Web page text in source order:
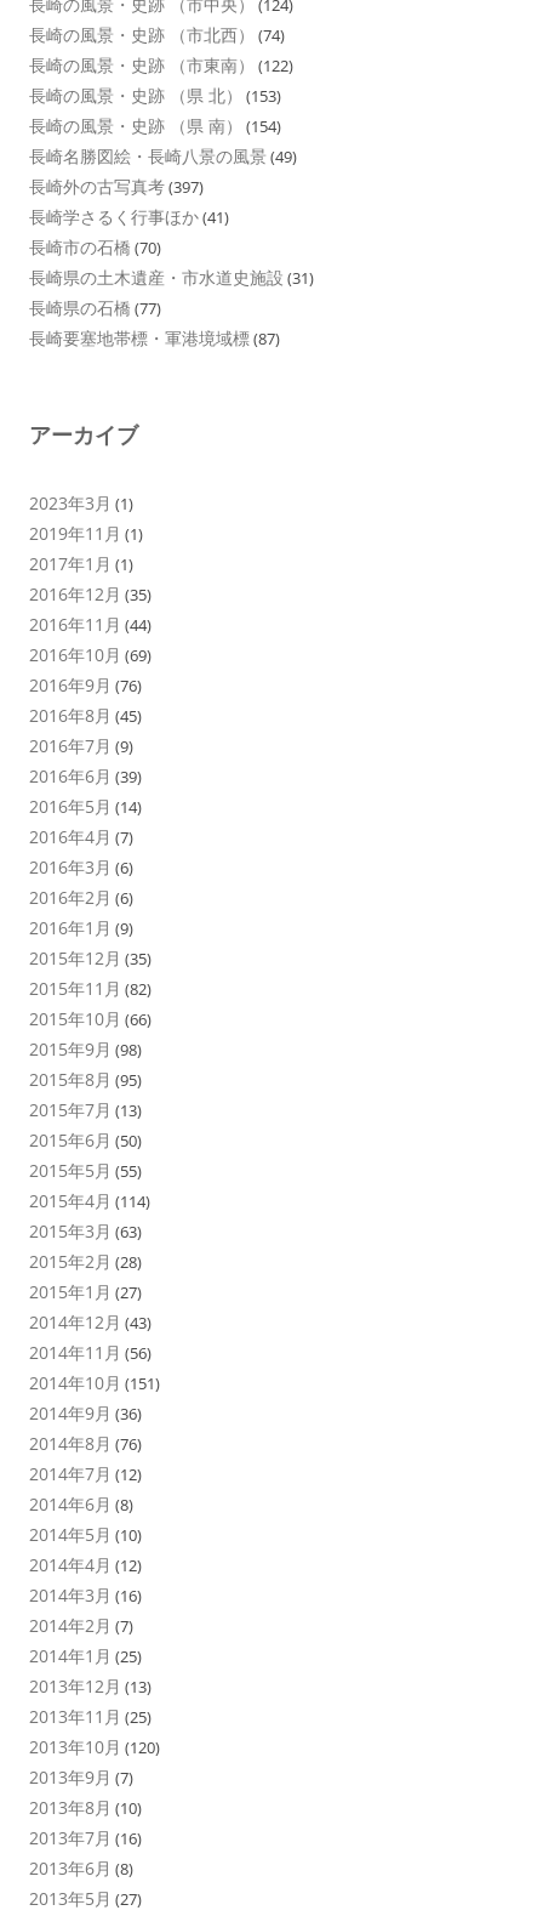
長崎の風景・史跡 （市中央） (124)
長崎の風景・史跡 （市北西） (74)
長崎の風景・史跡 （市東南） (122)
長崎の風景・史跡 （県 北） (153)
長崎の風景・史跡 （県 南） (154)
長崎名勝図絵・長崎八景の風景 (49)
長崎外の古写真考(397)
長崎学さるく行事ほか(41)
長崎市の石橋 (70)
長崎県の土木遺産・市水道史施設 (31)
長崎県の石橋 (77)
長崎要塞地帯標・軍港境域標(87)
アーカイブ
2023年3月 (1)
2019年11月 (1)
2017年1月 (1)
2016年12月 (35)
2016年11月 (44)
2016年10月 (69)
2016年9月 (76)
2016年8月 (45)
2016年7月 (9)
2016年6月 (39)
2016年5月 (14)
2016年4月 (7)
2016年3月 (6)
2016年2月 (6)
2016年1月 (9)
2015年12月 (35)
2015年11月 (82)
2015年10月 (66)
2015年9月 (98)
2015年8月 (95)
2015年7月 (13)
2015年6月 (50)
2015年5月 (55)
2015年4月 (114)
2015年3月 (63)
2015年2月 (28)
2015年1月 (27)
2014年12月 (43)
2014年11月 (56)
2014年10月 (151)
2014年9月 (36)
2014年8月 (76)
2014年7月 (12)
2014年6月 (8)
2014年5月 (10)
2014年4月 (12)
2014年3月 (16)
2014年2月 (7)
2014年1月 (25)
2013年12月 (13)
2013年11月 (25)
2013年10月 (120)
2013年9月 (7)
2013年8月 (10)
2013年7月 (16)
2013年6月 (8)
2013年5月 (27)